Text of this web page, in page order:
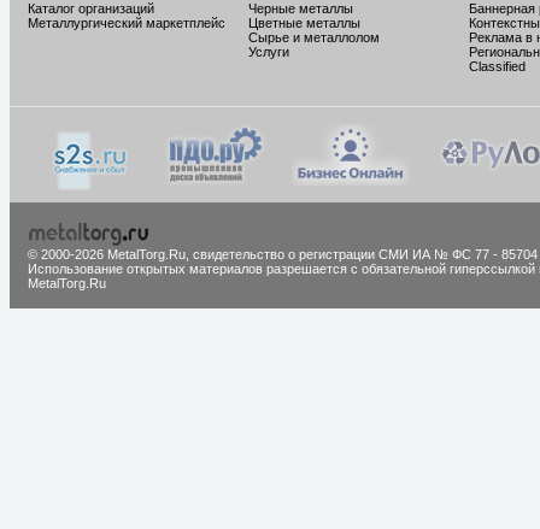
Каталог организаций
Металлургический маркетплейс
Черные металлы
Цветные металлы
Сырье и металлолом
Услуги
Баннерная
Реклама в
Classified
© 2000-2026 MetalTorg.Ru, cвидетельство о регистрации СМИ ИА № ФС 77 - 85704
Использование открытых материалов разрешается с обязательной гиперссылкой
MetalTorg.Ru